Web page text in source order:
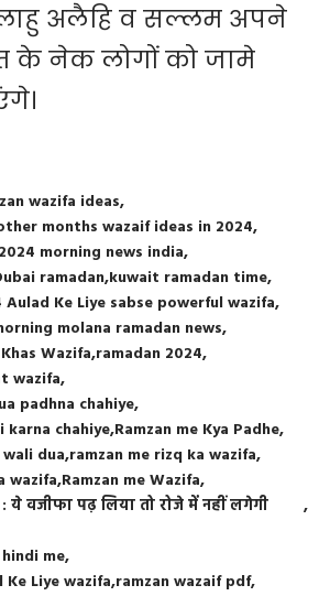
अलैहि व सल्लम अपने
के नेक लोगों को जामे
wazifa ideas
months wazaif ideas in 2024
morning news india
ramadan kuwait ramadan time
Aulad Ke Liye sabse powerful wazifa
molana ramadan news
Wazifa ramadan 2024
wazifa
padhna chahiye
karna chahiye Ramzan me Kya Padhe
dua ramzan me rizq ka wazifa
wazifa Ramzan me Wazifa
ये वजीफा पढ़ लिया तो रोजे में नहीं लगेगी
me
Ke Liye wazifa ramzan wazaif pdf